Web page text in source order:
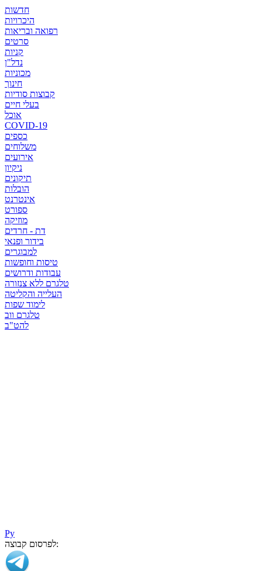
חדשות
היכרויות
רפואה ובריאות
סרטים
קניות
נדל"ן
מכוניות
חינוך
קבוצות סודיות
בעלי חיים
אוכל
COVID-19
כספים
משלוחים
אירועים
ניקיון
תיקונים
הובלות
אינטרנט
ספורט
מוזיקה
דת - חרדים
בידור ופנאי
למבוגרים
טיסות וחופשות
עבודות ודרושים
טלגרם ללא צנזורה
העלייה והקליטה
לימוד שפות
טלגרם ווב
להט"ב
Ру
לפרסום קבוצה: